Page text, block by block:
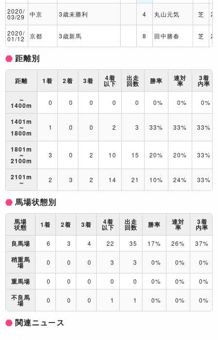
2020/
03/29 中京 3歳未勝利 4 丸山元気 芝
2020/
01/12 京都 3歳新馬 8 田中勝春 芝
距離別
距離 1着 2着 3着 4着
以下
出走
回数 勝率 連対
率
3着
内率
～
1400m 0 0 0 0 0 0% 0% 0%
1401m
～
1800m
1 0 0 2 3 33% 33% 33%
1801m
～
2100m
3 0 2 10 15 20% 20% 33%
2101m
～ 2 3 2 14 21 10% 24% 33%
馬場状態別
馬場
状態 1着 2着 3着 4着
以下
出走
回数 勝率 連対
率
3着
内率
良馬場
6 3 4 22 35 17% 26% 37%
稍重馬
場 0 0 0 3 3 0% 0% 0%
重馬場 0 0 0 0 0 0% 0% 0%
不良馬
場 0 0 0 1 1 0% 0% 0%
関連ニュース